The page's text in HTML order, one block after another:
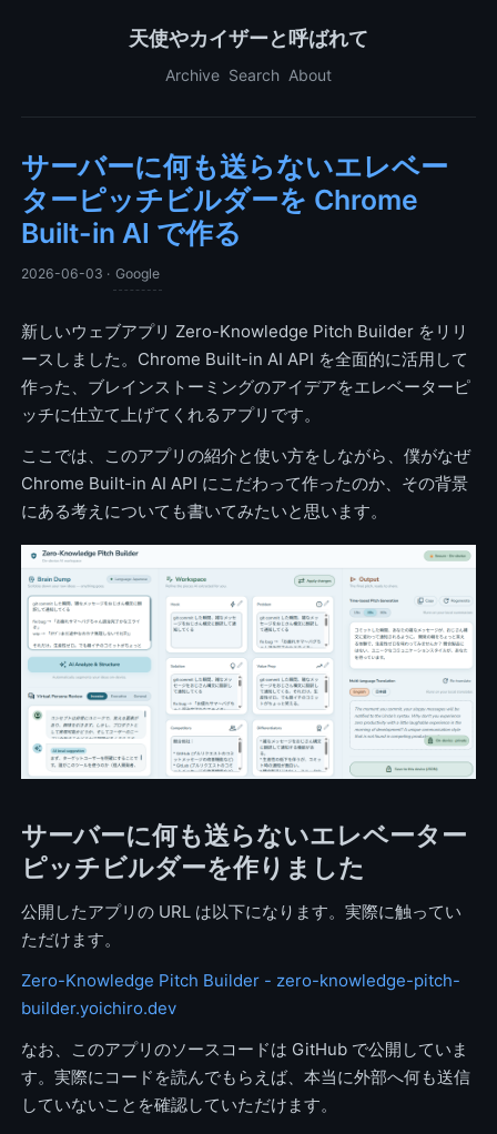
天使やカイザーと呼ばれて
Archive Search About
サーバーに何も送らないエレベー
ターピッチビルダーを Chrome
Built-in AI で作る
2026-06-03 · Google
新しいウェブアプリ Zero-Knowledge Pitch Builder をリリ
ースしました。Chrome Built-in AI API を全面的に活用して
作った、ブレインストーミングのアイデアをエレベーターピ
ッチに仕立て上げてくれるアプリです。
ここでは、このアプリの紹介と使い方をしながら、僕がなぜ
Chrome Built-in AI API にこだわって作ったのか、その背景
にある考えについても書いてみたいと思います。
サーバーに何も送らないエレベーター
ピッチビルダーを作りました
公開したアプリの URL は以下になります。実際に触ってい
ただけます。
Zero-Knowledge Pitch Builder - zero-knowledge-pitch-
builder.yoichiro.dev
なお、このアプリのソースコードは GitHub で公開していま
す。実際にコードを読んでもらえば、本当に外部へ何も送信
していないことを確認していただけます。